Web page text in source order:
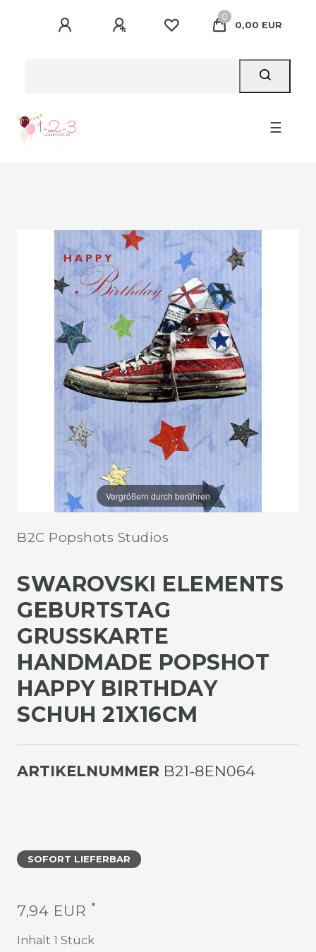
0
0,00 EUR
☰
Vergrößern durch berühren
B2C Popshots Studios
SWAROVSKI ELEMENTS
GEBURTSTAG
GRUSSKARTE H
ANDMADE POPSHOT H
APPY BIRTHDAY S
CHUH 21X16CM
ARTIKELNUMMER B21-8EN064
SOFORT LIEFERBAR
7,94 EUR *
Inhalt 1 Stück